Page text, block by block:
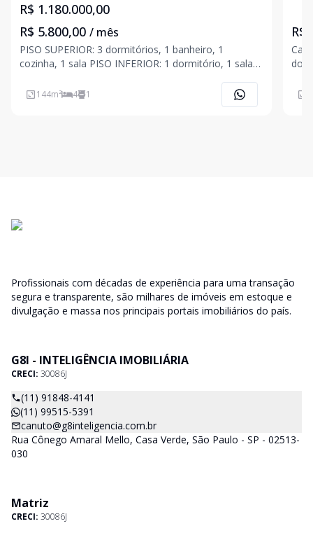
R$ 1.180.000,00
R$ 5.800,00 / mês
PISO SUPERIOR: 3 dormitórios, 1 banheiro, 1
cozinha, 1 sala PISO INFERIOR: 1 dormitório, 1 sala,
garagem ?situação do imóvel: desocupado dia 23/11
IPTU:.R$3.200,00 Proprietário não autorizou divulg
144m² 4 1
R$
Profissionais com décadas de experiência para uma transação
segura e transparente, são milhares de imóveis em estoque e
divulgação e massa nos principais portais imobiliários do país.
G8I - INTELIGÊNCIA IMOBILIÁRIA
CRECI: 30086J
(11) 91848-4141
(11) 99515-5391
canuto@g8inteligencia.com.br
Rua Cônego Amaral Mello, Casa Verde, São Paulo - SP - 02513-
030
Matriz
CRECI: 30086J